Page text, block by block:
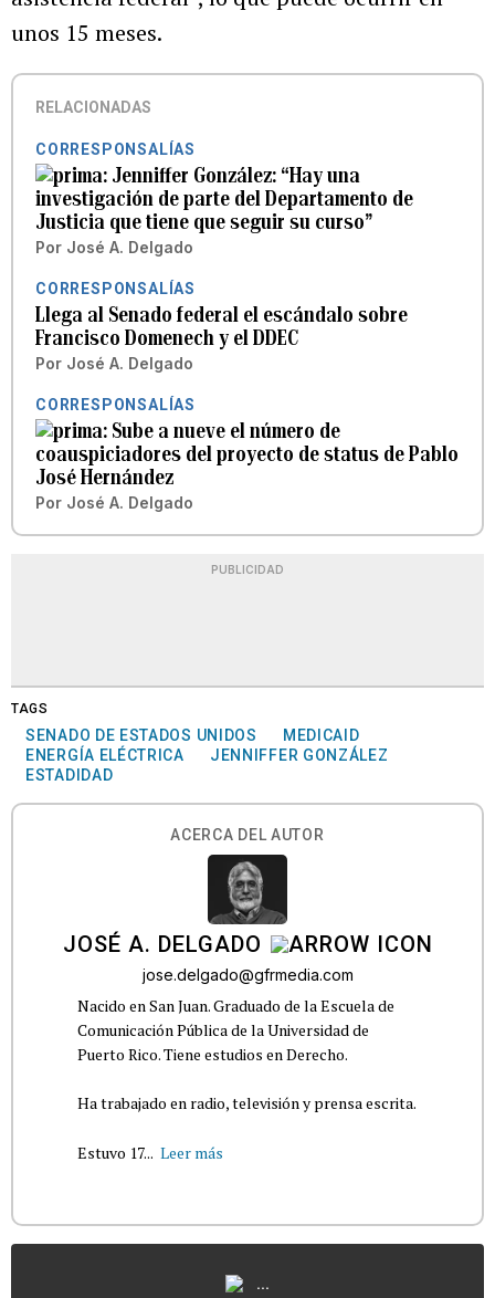
unos 15 meses.
RELACIONADAS
CORRESPONSALÍAS
Jenniffer González: “Hay una
investigación de parte del Departamento de
Justicia que tiene que seguir su curso”
Por José A. Delgado
CORRESPONSALÍAS
Llega al Senado federal el escándalo sobre
Francisco Domenech y el DDEC
Por José A. Delgado
CORRESPONSALÍAS
Sube a nueve el número de
coauspiciadores del proyecto de status de Pablo
José Hernández
Por José A. Delgado
PUBLICIDAD
TAGS
SENADO DE ESTADOS UNIDOS
MEDICAID
ENERGÍA ELÉCTRICA
JENNIFFER GONZÁLEZ
ESTADIDAD
ACERCA DEL AUTOR
JOSÉ A. DELGADO
jose.delgado@gfrmedia.com
Nacido en San Juan. Graduado de la Escuela de
Comunicación Pública de la Universidad de
Puerto Rico. Tiene estudios en Derecho.
Ha trabajado en radio, televisión y prensa escrita.
Estuvo 17... Leer más
...